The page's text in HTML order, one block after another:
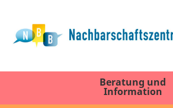
Beratung und
Information